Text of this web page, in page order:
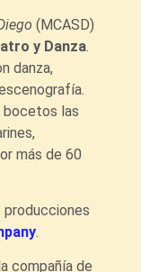
(MCASD)
y Danza.
danza,
bocetos las
más de 60
.
compañía de